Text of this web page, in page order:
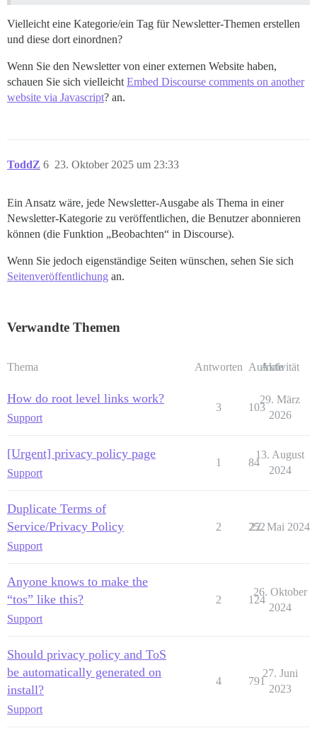
Vielleicht eine Kategorie/ein Tag für Newsletter-Themen erstellen
und diese dort einordnen?
Wenn Sie den Newsletter von einer externen Website haben,
schauen Sie sich vielleicht Embed Discourse comments on another
website via Javascript? an.
ToddZ 23. Oktober 2025 um 23:33
6
Ein Ansatz wäre, jede Newsletter-Ausgabe als Thema in einer
Newsletter-Kategorie zu veröffentlichen, die Benutzer abonnieren
können (die Funktion „Beobachten“ in Discourse).
Wenn Sie jedoch eigenständige Seiten wünschen, sehen Sie sich
Seitenveröffentlichung an.
Verwandte Themen
Thema Antworten Aufrufe
Aktivität
How do root level links work?
Support
3 103
29. März
2026
[Urgent] privacy policy page
Support
1 84
13. August
2024
Duplicate Terms of
Service/Privacy Policy
Support
2 252
22. Mai 2024
Anyone knows to make the
“tos” like this?
Support
2 124
26. Oktober
2024
Should privacy policy and ToS
be automatically generated on
install?
Support
4 791
27. Juni
2023